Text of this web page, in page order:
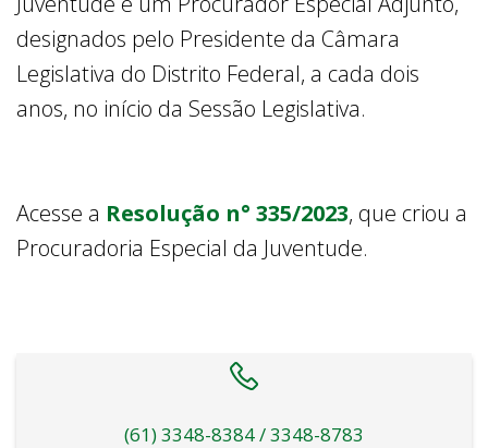
designados pelo Presidente da Câmara
Legislativa do Distrito Federal, a cada dois
anos, no início da Sessão Legislativa.
Acesse a Resolução n° 335/2023, que criou a
Procuradoria Especial da Juventude.
(61) 3348-8384 / 3348-8783